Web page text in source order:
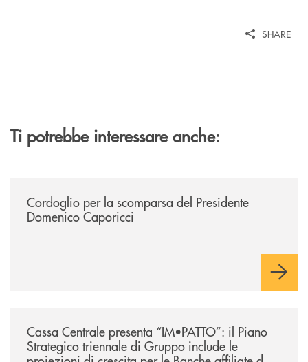
SHARE
Ti potrebbe interessare anche:
Cordoglio per la scomparsa del Presidente
Domenico Caporicci
Cassa Centrale presenta “IM•PATTO”: il Piano
Strategico triennale di Gruppo include le